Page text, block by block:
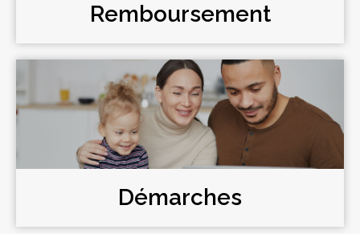
Remboursement
Démarches